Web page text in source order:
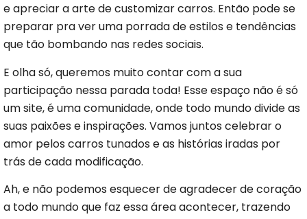
e apreciar a arte de customizar carros. Então pode se
preparar pra ver uma porrada de estilos e tendências
que tão bombando nas redes sociais.
E olha só, queremos muito contar com a sua
participação nessa parada toda! Esse espaço não é só
um site, é uma comunidade, onde todo mundo divide as
suas paixões e inspirações. Vamos juntos celebrar o
amor pelos carros tunados e as histórias iradas por
trás de cada modificação.
Ah, e não podemos esquecer de agradecer de coração
a todo mundo que faz essa área acontecer, trazendo